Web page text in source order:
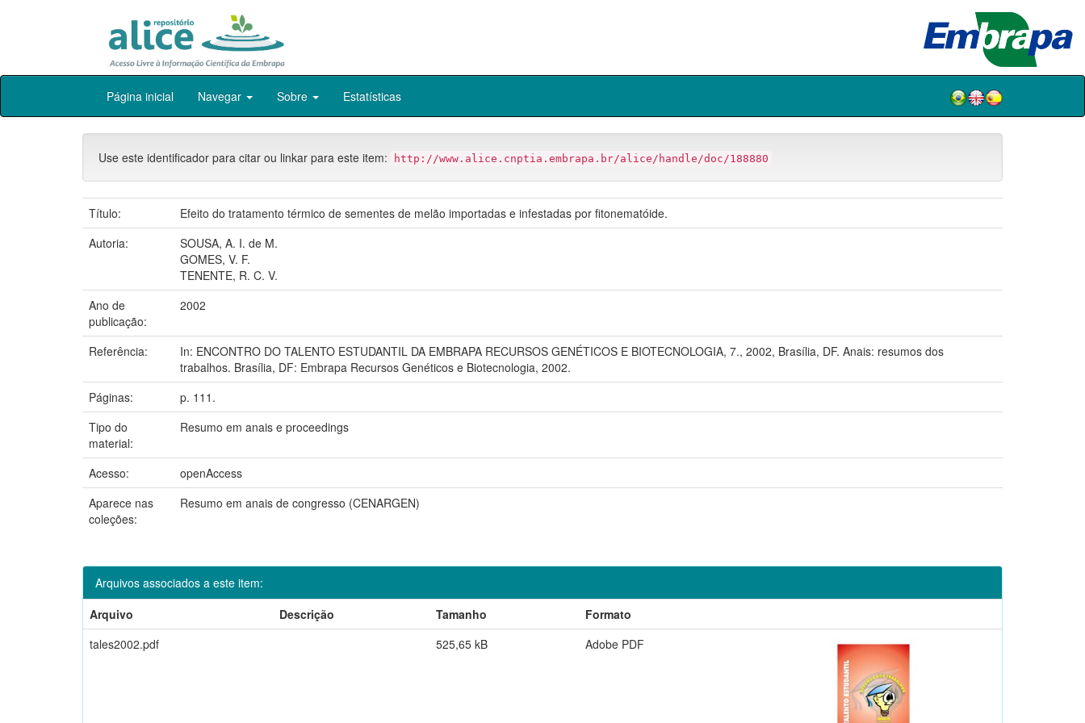
Skip
Página inicial Navegar Sobre Estatísticas
Use este identificador para citar ou linkar para este item: http://www.alice.cnptia.embrapa.br/alice/handle/doc/188880
Título:
Efeito do tratamento térmico de sementes de melão importadas e infestadas por fitonematóide.
Autoria:
SOUSA, A. I. de M.
GOMES, V. F.
TENENTE, R. C. V.
Ano de
publicação:
2002
Referência:
In: ENCONTRO DO TALENTO ESTUDANTIL DA EMBRAPA RECURSOS GENÉTICOS E BIOTECNOLOGIA, 7., 2002, Brasília, DF. Anais: resumos dos
trabalhos. Brasília, DF: Embrapa Recursos Genéticos e Biotecnologia, 2002.
Páginas:
p. 111.
Tipo do
material:
Resumo em anais e proceedings
Acesso:
openAccess
Aparece nas
coleções:
Resumo em anais de congresso (CENARGEN)
Arquivos associados a este item:
Arquivo
Descrição Tamanho
Formato
tales2002.pdf
525,65 kB Adobe PDF